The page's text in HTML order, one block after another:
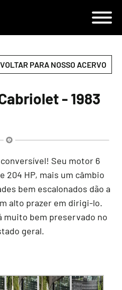
VOLTAR PARA NOSSO ACERVO
- 1983
Seu motor 6
204 HP, mais um câmbio
bem escalonados dão a
alto prazer em dirigi-lo.
muito bem preservado no
geral.